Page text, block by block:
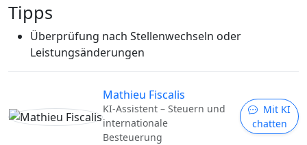
Tipps
Überprüfung nach Stellenwechseln oder
Leistungsänderungen
Mathieu Fiscalis
KI-Assistent – Steuern und
internationale
Besteuerung
Mit KI
chatten